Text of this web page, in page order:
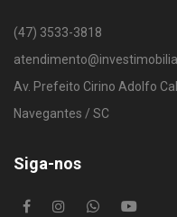
(47) 3533-3818
Av. Prefeito Cirino Adolfo
Navegantes / SC
Siga-nos